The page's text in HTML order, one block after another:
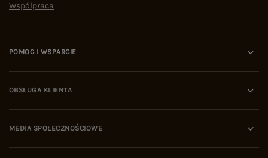
Współpraca
POMOC I WSPARCIE
OBSŁUGA KLIENTA
MEDIA SPOŁECZNOŚCIOWE